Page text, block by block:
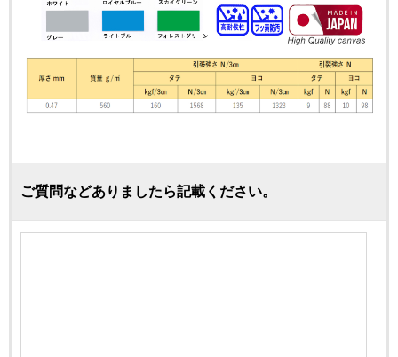
ご質問などありましたら記載ください。